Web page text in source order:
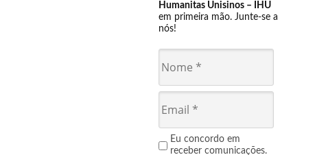
Humanitas Unisinos – IHU
em primeira mão. Junte-se a
nós!
Eu concordo em
receber comunicações.